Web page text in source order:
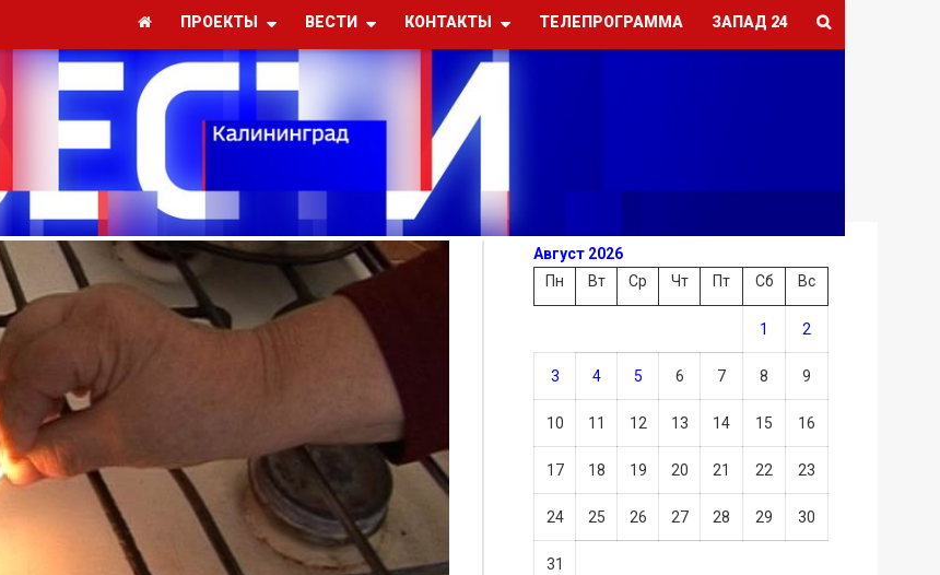
ПРОЕКТЫ ВЕСТИ КОНТАКТЫ ТЕЛЕПРОГРАММА ЗАПАД 24
Август 2026
Пн
Вт Ср Чт Пт Сб Вс
1 2
3 4 5 6 7 8 9
10 11 12 13 14 15 16
17 18 19 20 21 22 23
24 25 26 27 28 29 30
31